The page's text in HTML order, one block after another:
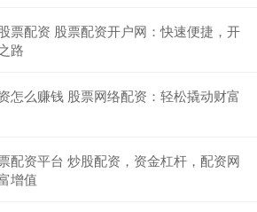
票配资 股票配资开户网：快速便捷，开
路
怎么赚钱 股票网络配资：轻松撬动财富
配资平台 炒股配资，资金杠杆，配资网
增值